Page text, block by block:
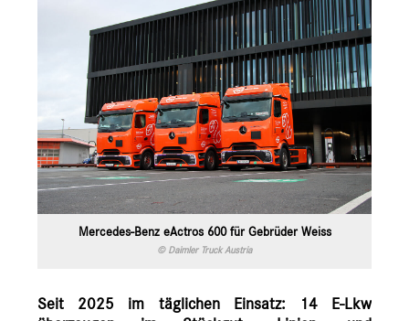
Mercedes-Benz eActros 600 für Gebrüder Weiss
© Daimler Truck Austria
Seit 2025 im täglichen Einsatz: 14 E-Lkw